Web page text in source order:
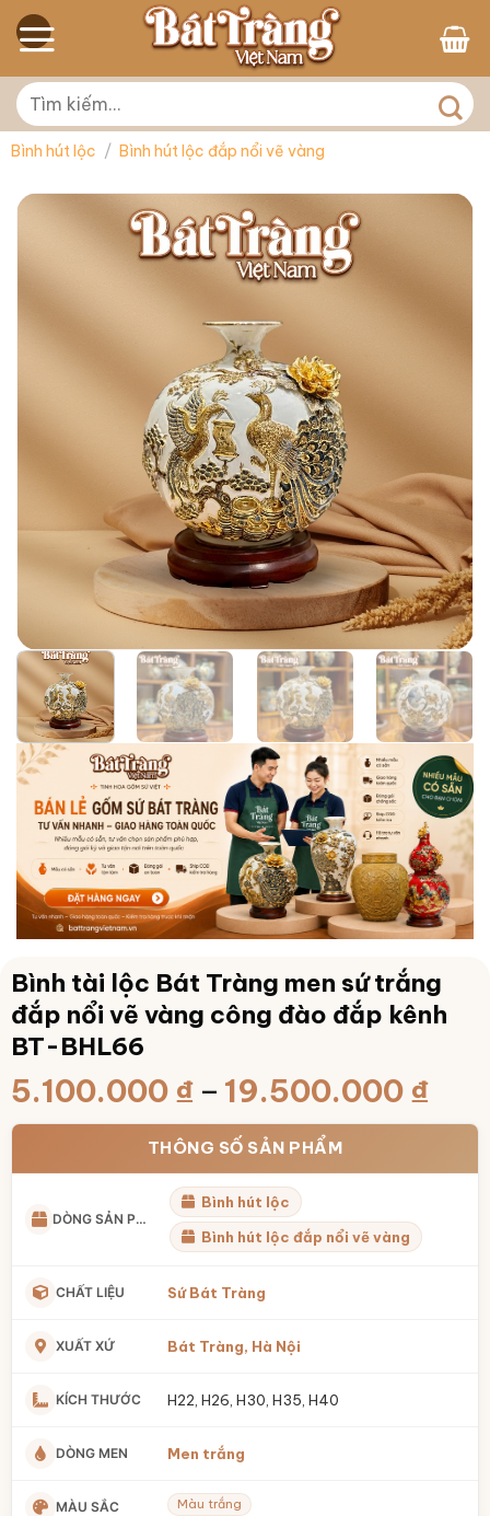
Skip
to
Tìm
kiếm:
Bình hút lộc / Bình hút lộc đắp nổi vẽ vàng
Bình tài lộc Bát Tràng men sứ trắng
đắp nổi vẽ vàng công đào đắp kênh
BT-BHL66
5.100.000 ₫ – 19.500.000 ₫
giá:
THÔNG SỐ SẢN PHẨM
DÒNG SẢN PHẨM
Bình hút lộc
Bình hút lộc đắp nổi vẽ vàng
CHẤT LIỆU Sứ Bát Tràng
XUẤT XỨ Bát Tràng, Hà Nội
KÍCH THƯỚC H22, H26, H30, H35, H40
DÒNG MEN Men trắng
MÀU SẮC Màu trắng